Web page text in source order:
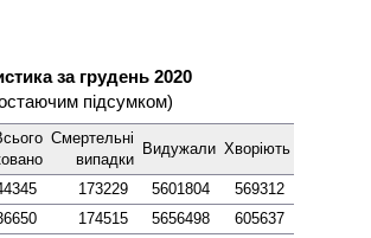
за грудень 2020
підсумком)
Смер­тельні
випадки
Виду­жали Хворіють
173229 5601804 569312
174515 5656498 605637